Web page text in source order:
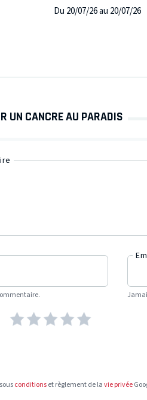
Du 20/07/26 au 20/07/26
UN CANCRE AU PARADIS
conditionset règlement de lavie privée